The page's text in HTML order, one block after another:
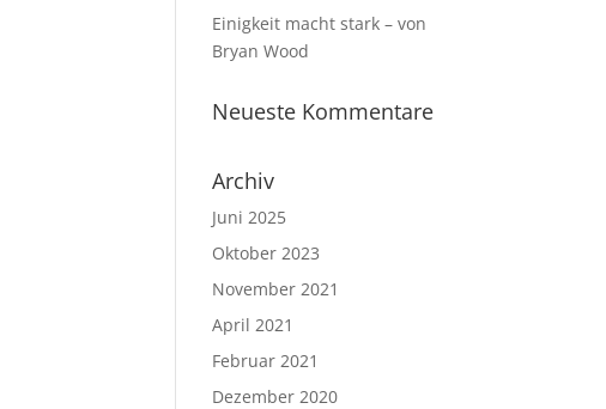
Einigkeit macht stark – von
Bryan Wood
Neueste Kommentare
Archiv
Juni 2025
Oktober 2023
November 2021
April 2021
Februar 2021
Dezember 2020